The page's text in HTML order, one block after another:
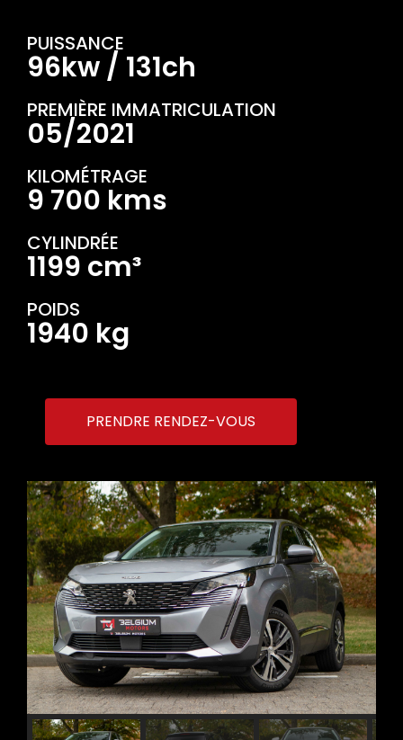
PUISSANCE
96kw / 131ch
PREMIÈRE IMMATRICULATION
05/2021
KILOMÉTRAGE
9 700 kms
CYLINDRÉE
1199 cm³
POIDS
1940 kg
PRENDRE RENDEZ-VOUS